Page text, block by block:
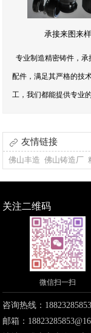
承接来图来
专业制造精密铸件，
配件，满足其严格的技
工，我们都能提供专业
友情链接
佛山丰造 佛山铸造厂
关注二维码
微信扫一扫
咨询热线：
邮箱：